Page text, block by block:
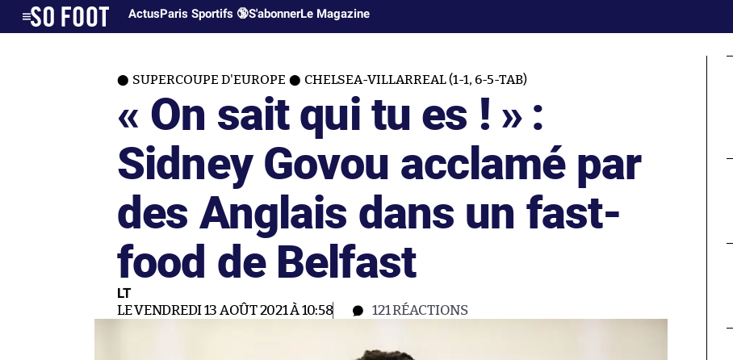
ActusParis Sportifs 🔞S'abonnerLe Magazine
SUPERCOUPE D'EUROPE CHELSEA-VILLARREAL (1-1, 6-5-TAB)
« On sait qui tu es ! » :
Sidney Govou acclamé par
des Anglais dans un fast-
food de Belfast
LT
LE VENDREDI 13 AOÛT 2021 À 10:58 121RÉACTIONS